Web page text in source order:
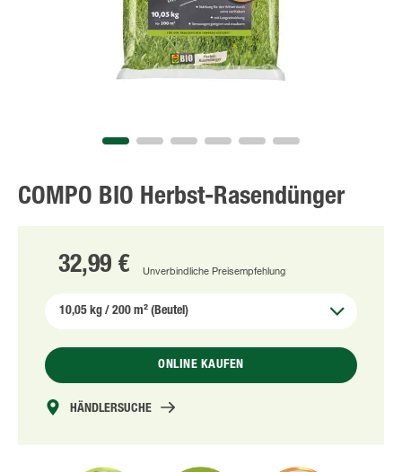
COMPO BIO Herbst-Rasendünger
32,99 € Unverbindliche Preisempfehlung
ONLINE KAUFEN
HÄNDLERSUCHE